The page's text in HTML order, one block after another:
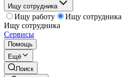
Ищу сотрудника
Ищу работу
Ищу сотрудника
Ищу сотрудника
Сервисы
Помощь
Ещё
Поиск